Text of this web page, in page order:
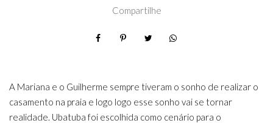
Compartilhe
A Mariana e o Guilherme sempre tiveram o sonho de realizar o
casamento na praia e logo logo esse sonho vai se tornar
realidade. Ubatuba foi escolhida como cenário para o